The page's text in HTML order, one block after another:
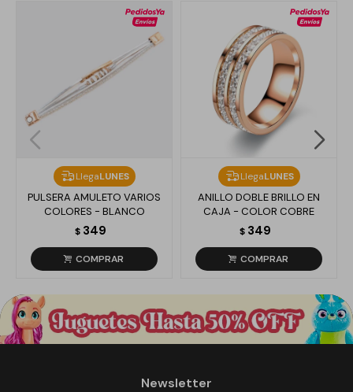
LlegaLUNES
PULSERA AMULETO VARIOS
COLORES - BLANCO
$ 349
LlegaLUNES
ANILLO DOBLE BRILLO EN
CAJA - COLOR COBRE
$ 349
Newsletter